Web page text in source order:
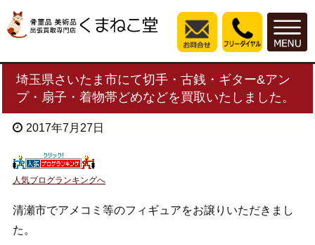
埼玉県さいたま市にて切手・古銭・ギター&アン
プ・扇子・着物帯どめなどを買取いたしました。
2017年7月27日
人気ブログランキングへ
清瀬市でアメコミ等のフィギュアをお譲りいただきまし
た。